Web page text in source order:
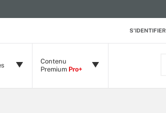
S'IDENTIFIER
Contenu
Premium Pro+